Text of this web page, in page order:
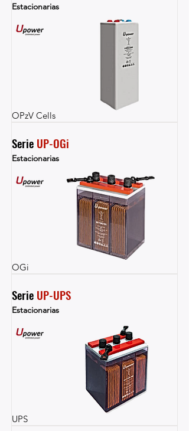
Estacionarias
OPzV Cells
Serie UP-OGi
Estacionarias
OGi
Serie UP-UPS
Estacionarias
UPS